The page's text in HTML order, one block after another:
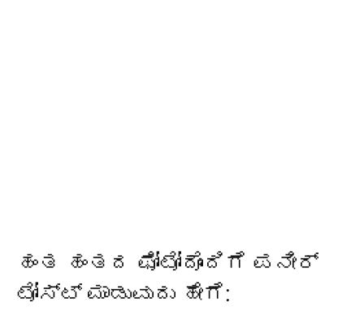
ಹಂತ ಹಂತದ ಫೋಟೋದೊಂದಿಗೆ ಪನೀರ್
ಟೋಸ್ಟ್ ಮಾಡುವುದು ಹೇಗೆ: